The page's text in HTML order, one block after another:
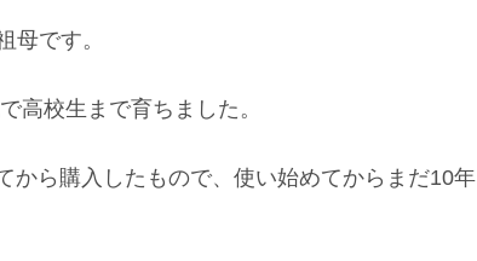
母です。
高校生まで育ちました。
から購入したもので、使い始めてからまだ10年